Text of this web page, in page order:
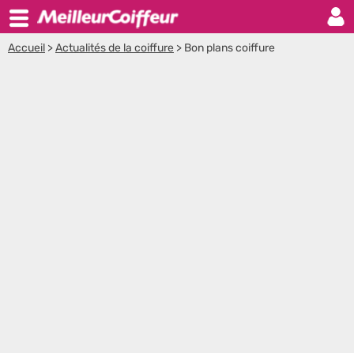
Accueil >Actualités de la coiffure > Bon plans coiffure